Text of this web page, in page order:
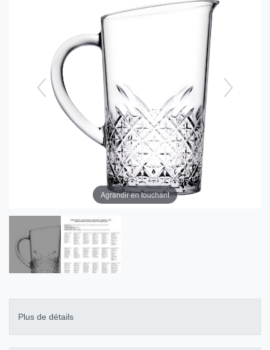
Agrandir en touchant
Plus de détails